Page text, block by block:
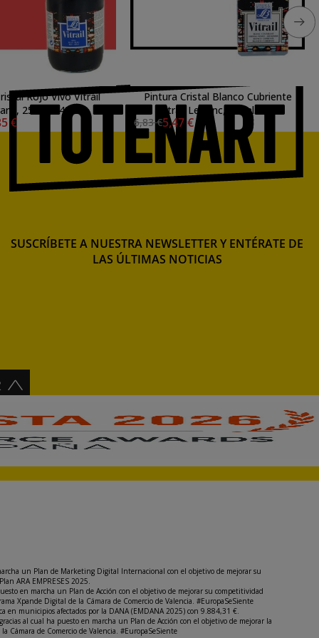
Rojo Vivo Vitrail
250 ml.-433
€
Pintura Cristal Blanco Cubriente
Vitrail Lefranc, 50 ml.-004
6,83 €5,47 €
SUSCRÍBETE A NUESTRA NEWSLETTER Y ENTÉRATE DE
LAS ÚLTIMAS NOTICIAS
un Plan de Marketing Digital Internacional con el objetivo de mejorar su
ARA EMPRESES 2025.
en marcha un Plan de Acción con el objetivo de mejorar su competitividad
Xpande Digital de la Cámara de Comercio de Valencia. #EuropaSeSiente
municipios afectados por la DANA (EMDANA 2025) con 9.884,31 €.
al cual ha puesto en marcha un Plan de Acción con el objetivo de mejorar la
Cámara de Comercio de Valencia. #EuropaSeSiente